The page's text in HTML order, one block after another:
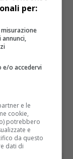
2026
quinta edizione
n. 10 a
per:
e/o accedervi
e le
cookie,
potrebbero
e
da questo
dati di